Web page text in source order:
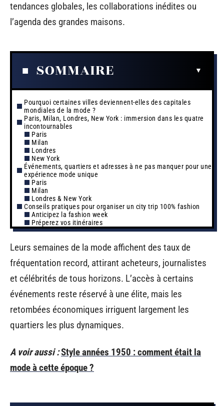
tendances globales, les collaborations inédites ou
l’agenda des grandes maisons.
SOMMAIRE
Pourquoi certaines villes deviennent-elles des capitales
mondiales de la mode ?
Paris, Milan, Londres, New York : immersion dans les quatre
incontournables
Paris
Milan
Londres
New York
Événements, quartiers et adresses à ne pas manquer pour une
expérience mode unique
Paris
Milan
Londres & New York
Conseils pratiques pour organiser un city trip 100% fashion
Anticipez la fashion week
Préperez vos itinéraires
Leurs semaines de la mode affichent des taux de
fréquentation record, attirant acheteurs, journalistes
et célébrités de tous horizons. L’accès à certains
événements reste réservé à une élite, mais les
retombées économiques irriguent largement les
quartiers les plus dynamiques.
A voir aussi :Style années 1950 : comment était la
mode à cette époque ?